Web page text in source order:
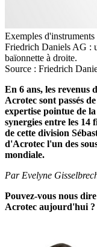
Exemples
Friedrich Daniels AG :
baïonnette à droite.
Source : Friedrich
En 6 ans, les revenus
Acrotec sont passés
expertise pointue de
synergies entre les 14
de cette division
d'Acrotec l'un des
mondiale.
Par Evelyne
Pouvez-vous nous
Acrotec aujourd'hui ?